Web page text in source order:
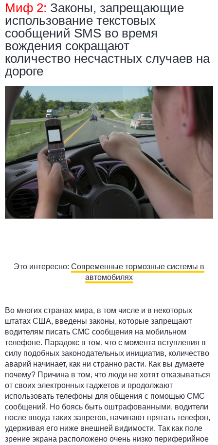
Миф 2: Законы, запрещающие
использование текстовых
сообщений SMS во время
вождения сокращают
количество несчастных случаев на
дороге
Это интересно: Современные тормозные системы в
автомобилях
Во многих странах мира, в том числе и в некоторых
штатах США, введены законы, которые запрещают
водителям писать СМС сообщения на мобильном
телефоне. Парадокс в том, что с момента вступления в
силу подобных законодательных инициатив, количество
аварий начинает, как ни странно расти. Как вы думаете
почему? Причина в том, что люди не хотят отказываться
от своих электронных гаджетов и продолжают
использовать телефоны для общения с помощью СМС
сообщений. Но боясь быть оштрафованными, водители
после ввода таких запретов, начинают прятать телефон,
удерживая его ниже внешней видимости. Так как поле
зрение экрана расположено очень низко периферийное